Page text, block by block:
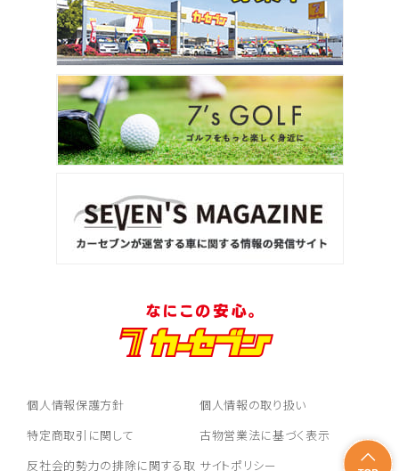
個人情報保護方針
個人情報の取り扱い
特定商取引に関して
古物営業法に基づく表示
反社会的勢力の排除に関する取 サイトポリシー